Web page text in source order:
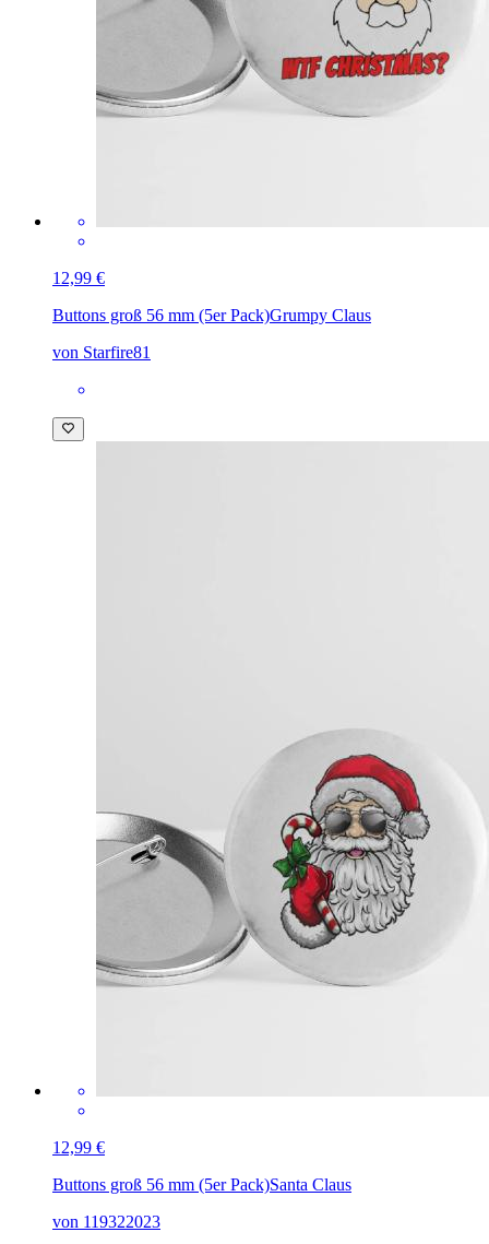
12,99 €
Buttons groß 56 mm (5er Pack)Grumpy Claus
von Starfire81
12,99 €
Buttons groß 56 mm (5er Pack)Santa Claus
von 119322023